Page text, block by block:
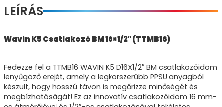
LEÍRÁS
Wavin K5 Csatlakozó BM 16×1/2″ (TTMB16)
Fedezze fel a TTMB16 WAVIN K5 D16X1/2″ BM csatlakozóidom
lenyűgöző erejét, amely a legkorszerűbb PPSU anyagból
készült, hogy hosszú távon is megőrizze minőségét és
megbízhatóságát! Ez az innovatív csatlakozóidom 16 mm-